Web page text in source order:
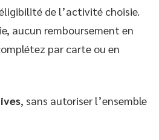
de l’activité choisie.
aucun remboursement en
par carte ou en
, sans autoriser l’ensemble